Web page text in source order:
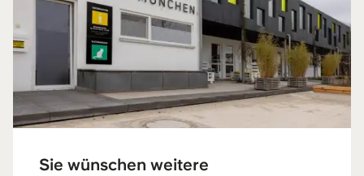
Sie wünschen weitere